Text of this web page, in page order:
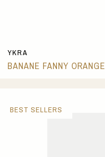
YKRA
BANANE FANNY ORANGE
BEST SELLERS